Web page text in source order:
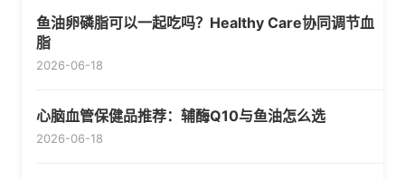
鱼油卵磷脂可以一起吃吗？Healthy Care协同调节血
脂
2026-06-18
心脑血管保健品推荐：辅酶Q10与鱼油怎么选
2026-06-18